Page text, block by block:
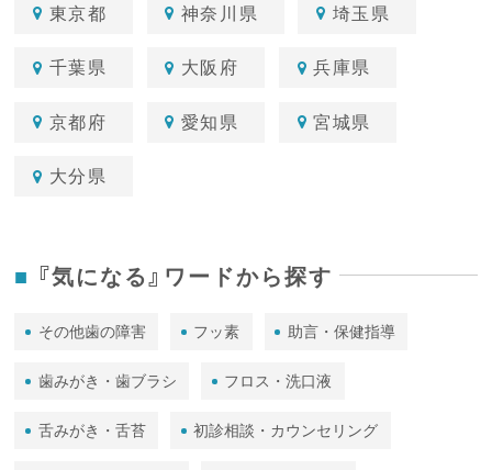
東京都 神奈川県 埼玉県
千葉県 大阪府 兵庫県
京都府 愛知県 宮城県
大分県
『気になる』ワードから探す
その他歯の障害 フッ素 助言・保健指導
歯みがき・歯ブラシ フロス・洗口液
舌みがき・舌苔 初診相談・カウンセリング